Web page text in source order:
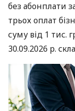
без абонплати
трьох оплат
суму від 1 тис.
30.09.2026 р.